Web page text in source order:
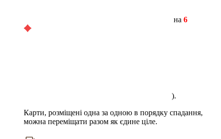
на 6
).
Карти, розміщені одна за одною в порядку спадання,
можна переміщати разом як єдине ціле.